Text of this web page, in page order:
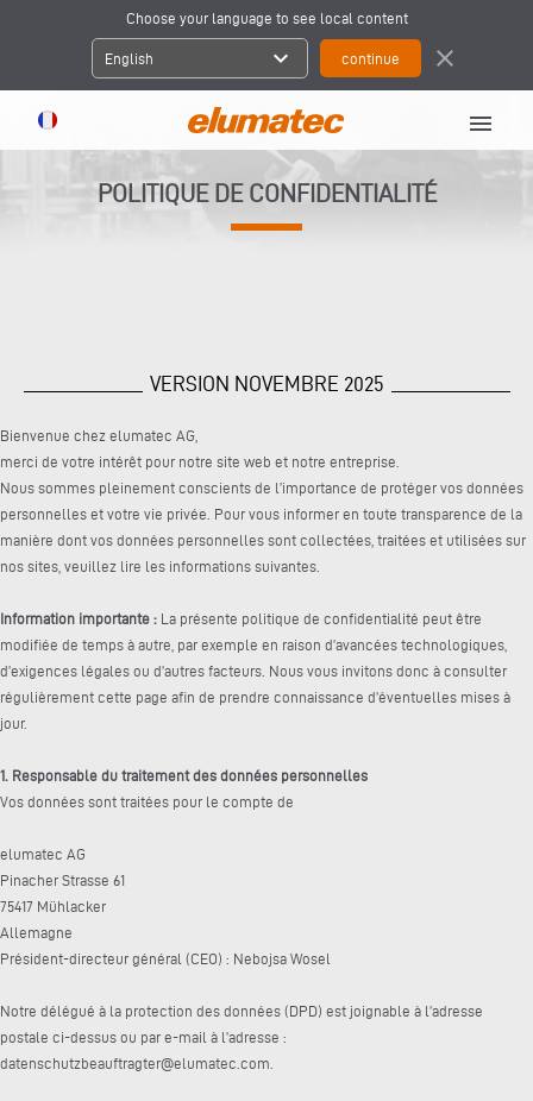
Choose your language to see local content
English expand_more close
menu
POLITIQUE DE CONFIDENTIALITÉ
VERSION NOVEMBRE 2025
Bienvenue chez elumatec AG,
merci de votre intérêt pour notre site web et notre entreprise.
Nous sommes pleinement conscients de l’importance de protéger vos données
personnelles et votre vie privée. Pour vous informer en toute transparence de la
manière dont vos données personnelles sont collectées, traitées et utilisées sur
nos sites, veuillez lire les informations suivantes.
Information importante : La présente politique de confidentialité peut être
modifiée de temps à autre, par exemple en raison d’avancées technologiques,
d’exigences légales ou d’autres facteurs. Nous vous invitons donc à consulter
régulièrement cette page afin de prendre connaissance d’éventuelles mises à
jour.
1. Responsable du traitement des données personnelles
Vos données sont traitées pour le compte de
elumatec AG
Pinacher Strasse 61
75417 Mühlacker
Allemagne
Président-directeur général (CEO) : Nebojsa Wosel
Notre délégué à la protection des données (DPD) est joignable à l’adresse
postale ci-dessus ou par e-mail à l’adresse :
datenschutzbeauftragter@elumatec.com.